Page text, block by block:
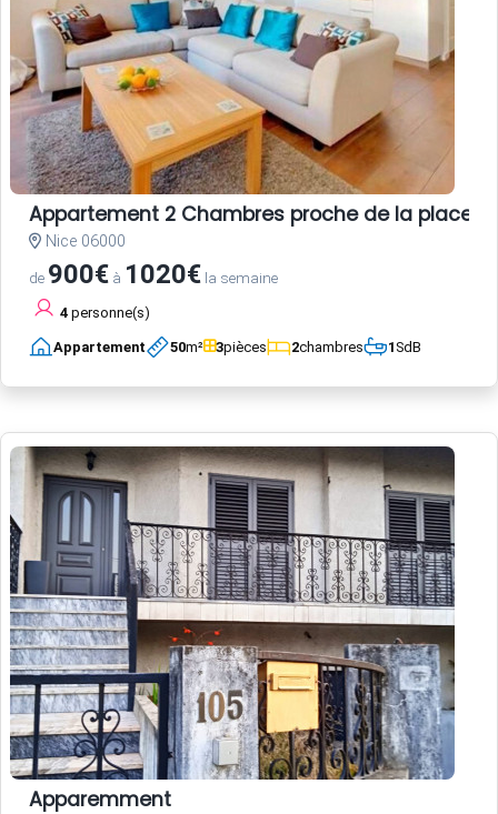
Appartement 2 Chambres proche de la place
Nice 06000
de 900€ à 1020€ la semaine
4 personne(s)
Appartement 50m² 3pièces 2chambres 1SdB
Apparemment